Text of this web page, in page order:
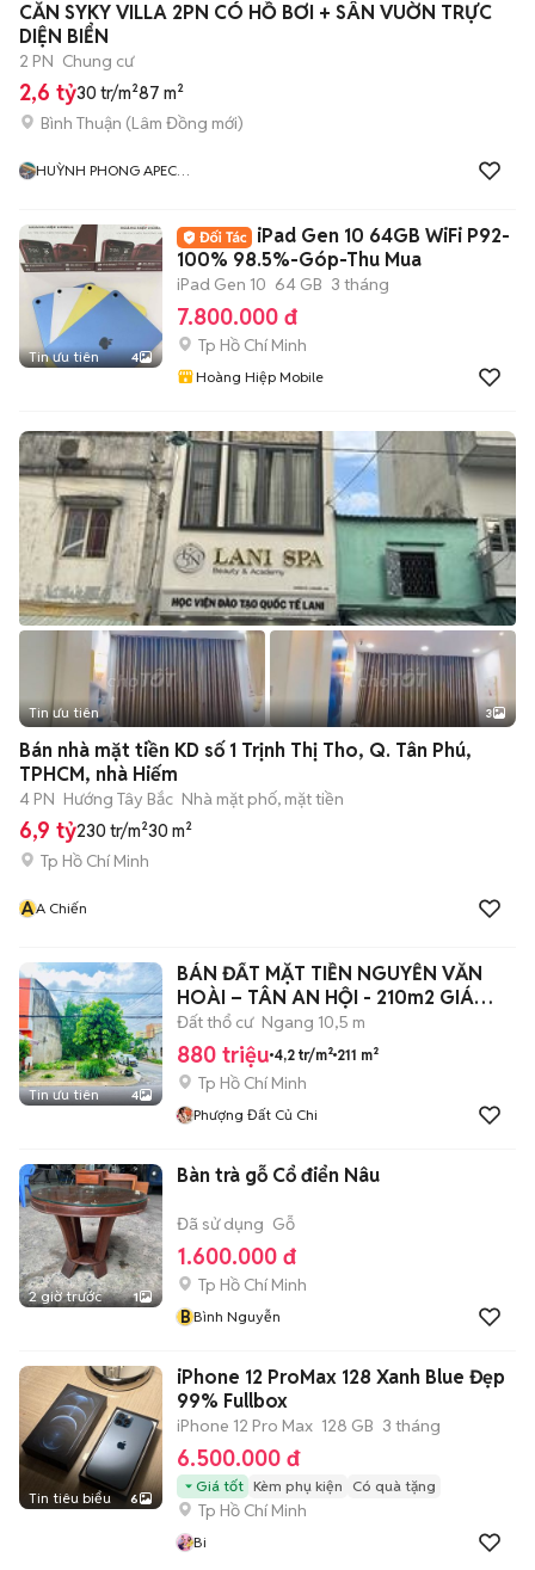
CĂN SYKY VILLA 2PN CÓ HỒ BƠI + SÂN VUỜN TRỰC
DIỆN BIỂN
2 PN Chung cư
2,6 tỷ30 tr/m²87 m²
Bình Thuận (Lâm Đồng mới)
HUỲNH PHONG APEC
Tin ưu tiên 4
iPad Gen 10 64GB WiFi P92-
100% 98.5%-Góp-Thu Mua
iPad Gen 10 64 GB 3 tháng
7.800.000 đ
Tp Hồ Chí Minh
Hoàng Hiệp Mobile
Tin ưu tiên 3
Bán nhà mặt tiền KD số 1 Trịnh Thị Tho, Q. Tân Phú,
TPHCM, nhà Hiếm
4 PN Hướng Tây Bắc Nhà mặt phố, mặt tiền
6,9 tỷ230 tr/m²30 m²
Tp Hồ Chí Minh
AA Chiến
Tin ưu tiên 4
BÁN ĐẤT MẶT TIỀN NGUYỄN VĂN
HOÀI – TÂN AN HỘI - 210m2 GIÁ
880TR
Đất thổ cư Ngang 10,5 m
880 triệu 4,2 tr/m² 211 m²
Tp Hồ Chí Minh
Phượng Đất Củ Chi
2 giờ trước 1
Bàn trà gỗ Cổ điển Nâu
Đã sử dụng Gỗ
1.600.000 đ
Tp Hồ Chí Minh
BBình Nguyễn
Tin tiêu biểu 6
iPhone 12 ProMax 128 Xanh Blue Đẹp
99% Fullbox
iPhone 12 Pro Max 128 GB 3 tháng
6.500.000 đ
Giá tốt Kèm phụ kiện Có quà tặng
Tp Hồ Chí Minh
Bi